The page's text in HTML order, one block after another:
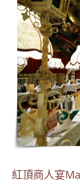
紅頂商人宴